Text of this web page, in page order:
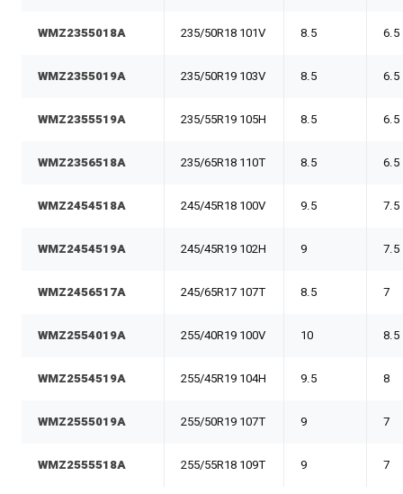
WMZ2355018A 235/50R18 101V 8.5 6.5
WMZ2355019A 235/50R19 103V 8.5 6.5
WMZ2355519A 235/55R19 105H 8.5 6.5
WMZ2356518A 235/65R18 110T 8.5 6.5
WMZ2454518A 245/45R18 100V 9.5 7.5
WMZ2454519A 245/45R19 102H 9 7.5
WMZ2456517A 245/65R17 107T 8.5 7
WMZ2554019A 255/40R19 100V 10 8.5
WMZ2554519A 255/45R19 104H 9.5 8
WMZ2555019A 255/50R19 107T 9 7
WMZ2555518A 255/55R18 109T 9 7